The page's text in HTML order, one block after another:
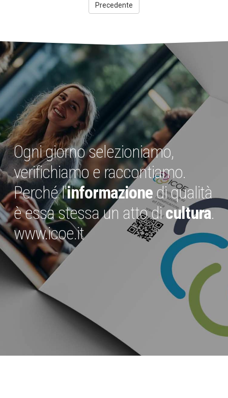
Precedente
Ogni giorno selezioniamo,
verifichiamo e raccontiamo.
Perché l'informazionedi qualità
è essa stessa un atto dicultura.
www.icoe.it